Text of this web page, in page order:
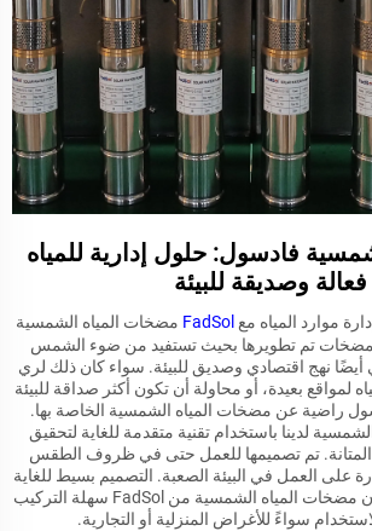
فادسول: حلول إدارية للمياه
فعالة وصديقة للبيئة
موارد المياه معFadSolمضخات المياه الشمسية
تم تطويرها بحيث تستفيد من ضوء الشمس
أيضًا نهج اقتصادي وصديق للبيئة. سواء كان ذلك لري
لمواقع بعيدة، أو محاولة أن تكون أكثر صداقة للبيئة
راضية عن مضخات المياه الشمسية الخاصة بها.
لدينا باستخدام تقنية متقدمة للغاية لتحقيق
المتانة. تم تصميمها للعمل حتى في ظروف الطقس
على العمل في البيئة الصعبة. التصميم بسيط للغاية
وكذلك الصيانة، لذلك فإن مضخات المياه الشمسية من FadSol سهلة التركيب
سواءً للأغراض المنزلية أو التجارية.